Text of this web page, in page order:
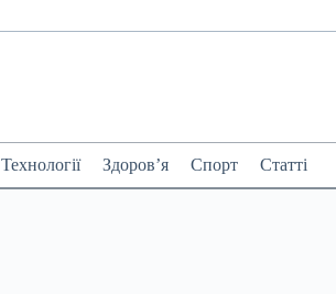
Технології Здоров’я Спорт Статті